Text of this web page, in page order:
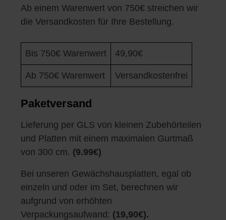
Ab einem Warenwert von 750€ streichen wir
die Versandkosten für Ihre Bestellung.
Bis 750€ Warenwert 49,90€
Ab 750€ Warenwert Versandkostenfrei
Paketversand
Lieferung per GLS von kleinen Zubehörteilen
und Platten mit einem maximalen Gurtmaß
von 300 cm. (9.99€)
Bei unseren Gewächshausplatten, egal ob
einzeln und oder im Set, berechnen wir
aufgrund von erhöhten
Verpackungsaufwand: (19,90€).